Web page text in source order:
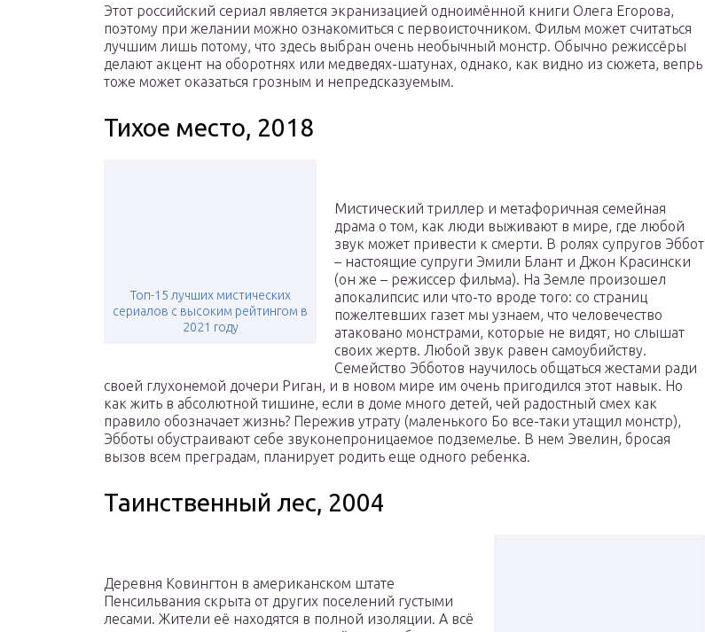
Этот российский сериал является экранизацией одноимённой книги Олега Егорова,
поэтому при желании можно ознакомиться с первоисточником. Фильм может считаться
лучшим лишь потому, что здесь выбран очень необычный монстр. Обычно режиссёры
делают акцент на оборотнях или медведях-шатунах, однако, как видно из сюжета, вепрь
тоже может оказаться грозным и непредсказуемым.
Тихое место, 2018
Топ-15 лучших мистических
сериалов с высоким рейтингом в
2021 году
Мистический триллер и метафоричная семейная
драма о том, как люди выживают в мире, где любой
звук может привести к смерти. В ролях супругов Эббот
– настоящие супруги Эмили Блант и Джон Красински
(он же – режиссер фильма). На Земле произошел
апокалипсис или что-то вроде того: со страниц
пожелтевших газет мы узнаем, что человечество
атаковано монстрами, которые не видят, но слышат
своих жертв. Любой звук равен самоубийству.
Семейство Эбботов научилось общаться жестами ради
своей глухонемой дочери Риган, и в новом мире им очень пригодился этот навык. Но
как жить в абсолютной тишине, если в доме много детей, чей радостный смех как
правило обозначает жизнь? Пережив утрату (маленького Бо все-таки утащил монстр),
Эбботы обустраивают себе звуконепроницаемое подземелье. В нем Эвелин, бросая
вызов всем преградам, планирует родить еще одного ребенка.
Таинственный лес, 2004
Деревня Ковингтон в американском штате
Пенсильвания скрыта от других поселений густыми
лесами. Жители её находятся в полной изоляции. А всё